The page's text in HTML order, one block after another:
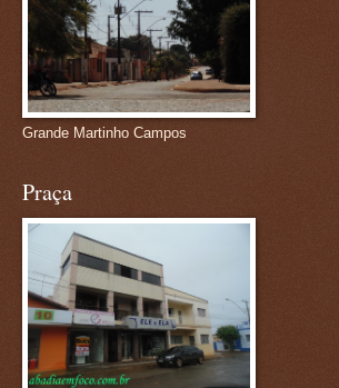
Grande Martinho Campos
Praça